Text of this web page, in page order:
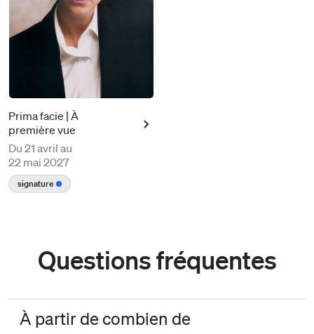
Prima facie | À
première vue
Du 21 avril au
22 mai 2027
signature
Questions fréquentes
À partir de combien de